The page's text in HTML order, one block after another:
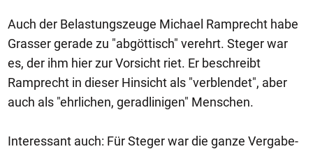
Auch der Belastungszeuge Michael Ramprecht habe
Grasser gerade zu "abgöttisch" verehrt. Steger war
es, der ihm hier zur Vorsicht riet. Er beschreibt
Ramprecht in dieser Hinsicht als "verblendet", aber
auch als "ehrlichen, geradlinigen" Menschen.
Interessant auch: Für Steger war die ganze Vergabe-